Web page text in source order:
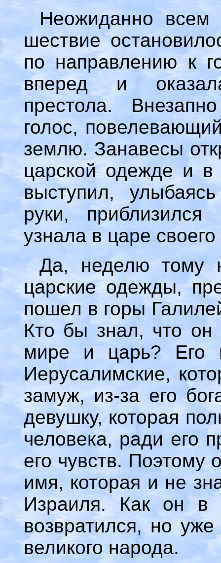
Неожиданно всем
шествие
по направлению к
вперед и
престола.
голос,
землю. Занавесы
царской одежде и в
выступил,
руки,
узнала в царе
Да, неделю тому
царские одежды,
пошел в горы
Кто бы знал, что он
мире и царь? Его
Иерусалимские,
замуж, из-за его
девушку, которая
человека, ради его
его чувств. Поэтому
имя, которая и не
Израиля. Как он в
возвратился, но
великого народа.